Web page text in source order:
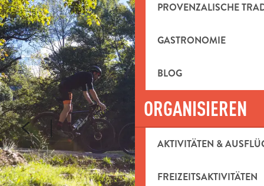
PROVENZALISCHE
GASTRONOMIE
BLOG
ORGANISIEREN
AKTIVITÄTEN &
FREIZEITSAKTIVITÄTEN